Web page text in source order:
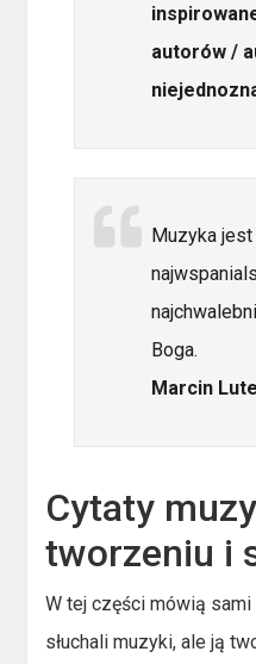
autorów /
Muzyka
Boga.
Marcin
Cytaty
tworzeniu i
W tej części mówią
słuchali muzyki, ale ją